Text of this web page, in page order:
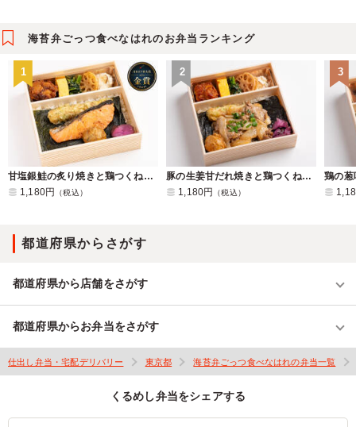
海苔弁ごっつ食べなはれのお弁当ランキング
1
甘塩銀鮭の炙り焼きと鶏つくねのこだわり醤油照り焼き弁当
1,180円
（税込）
2
豚の生姜甘だれ焼きと鶏つくねのこだわり醤油照り焼き弁当
1,180円
（税込）
3
都道府県からさがす
都道府県から店舗をさがす
都道府県からお弁当をさがす
仕出し弁当・宅配デリバリー 東京都 海苔弁ごっつ食べなはれの弁当一覧
くるめし弁当をシェアする